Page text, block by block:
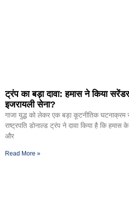
ट्रंप का बड़ा दावा: हमास ने किया
इजरायली सेना?
गाजा युद्ध को लेकर एक बड़ा कूटनीतिक घटनाक्रम
राष्ट्रपति डोनाल्ड ट्रंप ने दावा किया है कि
और
Read More »